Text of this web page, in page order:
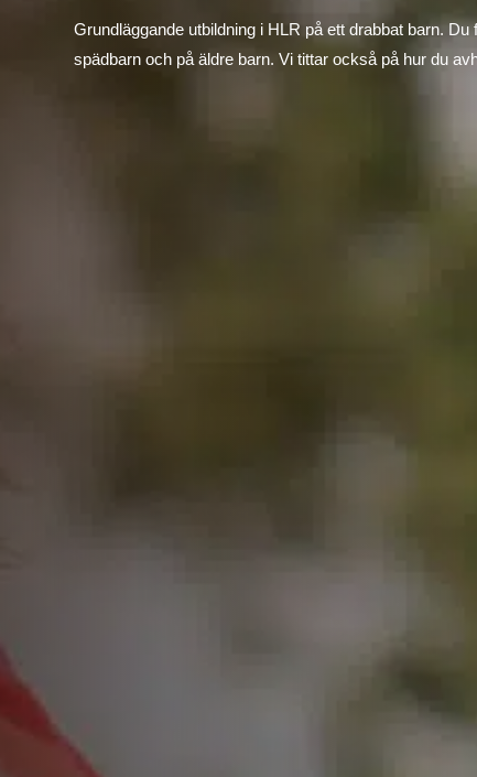
Grundläggande utbildning i HLR på ett drabbat barn.
spädbarn och på äldre barn. Vi tittar också på hur du